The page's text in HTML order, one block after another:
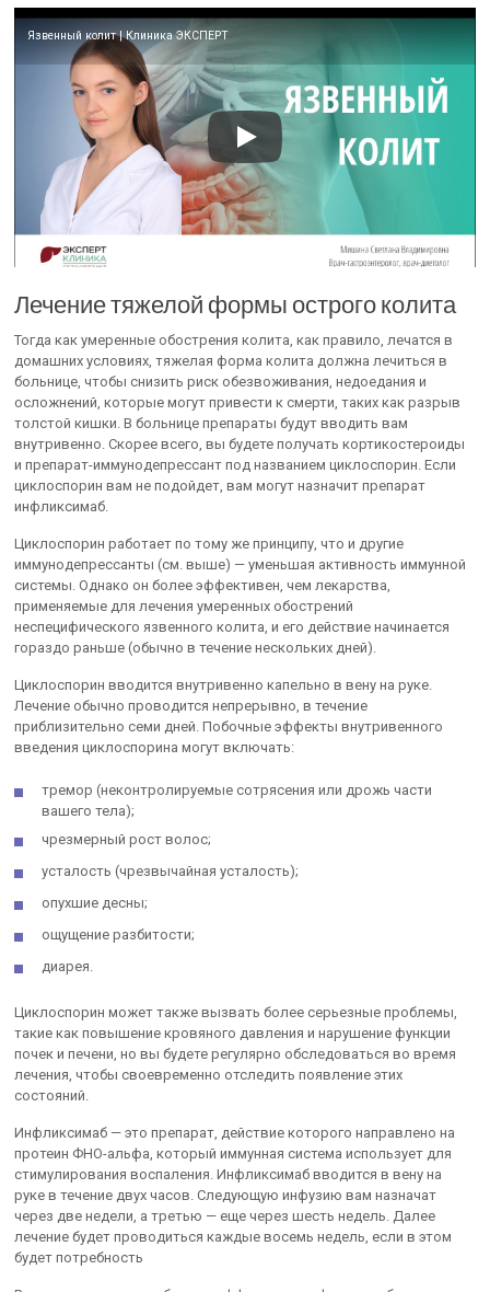
Язвенный колит | Клиника ЭКСПЕРТ
Лечение тяжелой формы острого колита
Тогда как умеренные обострения колита, как правило, лечатся в
домашних условиях, тяжелая форма колита должна лечиться в
больнице, чтобы снизить риск обезвоживания, недоедания и
осложнений, которые могут привести к смерти, таких как разрыв
толстой кишки. В больнице препараты будут вводить вам
внутривенно. Скорее всего, вы будете получать кортикостероиды
и препарат-иммунодепрессант под названием циклоспорин. Если
циклоспорин вам не подойдет, вам могут назначит препарат
инфликсимаб.
Циклоспорин работает по тому же принципу, что и другие
иммунодепрессанты (см. выше) — уменьшая активность иммунной
системы. Однако он более эффективен, чем лекарства,
применяемые для лечения умеренных обострений
неспецифического язвенного колита, и его действие начинается
гораздо раньше (обычно в течение нескольких дней).
Циклоспорин вводится внутривенно капельно в вену на руке.
Лечение обычно проводится непрерывно, в течение
приблизительно семи дней. Побочные эффекты внутривенного
введения циклоспорина могут включать:
тремор (неконтролируемые сотрясения или дрожь части
вашего тела);
чрезмерный рост волос;
усталость (чрезвычайная усталость);
опухшие десны;
ощущение разбитости;
диарея.
Циклоспорин может также вызвать более серьезные проблемы,
такие как повышение кровяного давления и нарушение функции
почек и печени, но вы будете регулярно обследоваться во время
лечения, чтобы своевременно отследить появление этих
состояний.
Инфликсимаб — это препарат, действие которого направлено на
протеин ФНО-альфа, который иммунная система использует для
стимулирования воспаления. Инфликсимаб вводится в вену на
руке в течение двух часов. Следующую инфузию вам назначат
через две недели, а третью — еще через шесть недель. Далее
лечение будет проводиться каждые восемь недель, если в этом
будет потребность